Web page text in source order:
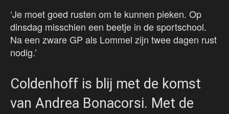
‘Je moet goed rusten om te kunnen pieken. Op
dinsdag misschien een beetje in de sportschool.
Na een zware GP als Lommel zijn twee dagen rust
nodig.’
Coldenhoff is blij met de komst
van Andrea Bonacorsi. Met de